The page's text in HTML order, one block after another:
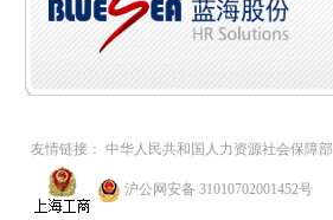
友情链接： 中华人民共和国人力资源社会保障部
沪公网安备 31010702001452号